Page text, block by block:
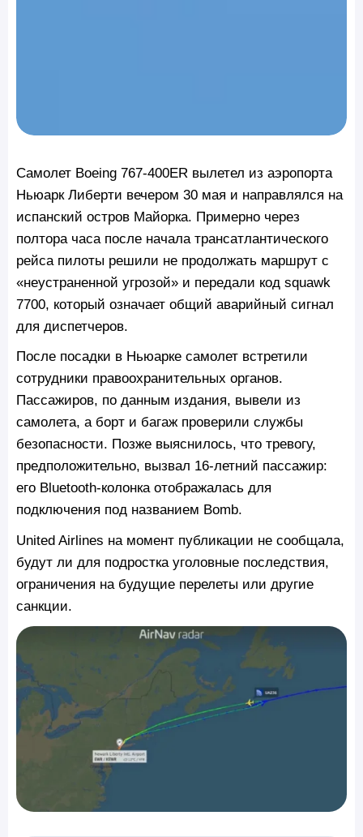
Самолет Boeing 767-400ER вылетел из аэропорта
Ньюарк Либерти вечером 30 мая и направлялся на
испанский остров Майорка. Примерно через
полтора часа после начала трансатлантического
рейса пилоты решили не продолжать маршрут с
«неустраненной угрозой» и передали код squawk
7700, который означает общий аварийный сигнал
для диспетчеров.
После посадки в Ньюарке самолет встретили
сотрудники правоохранительных органов.
Пассажиров, по данным издания, вывели из
самолета, а борт и багаж проверили службы
безопасности. Позже выяснилось, что тревогу,
предположительно, вызвал 16-летний пассажир:
его Bluetooth-колонка отображалась для
подключения под названием Bomb.
United Airlines на момент публикации не сообщала,
будут ли для подростка уголовные последствия,
ограничения на будущие перелеты или другие
санкции.